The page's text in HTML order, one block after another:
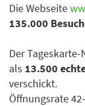
Die Webseite
135.000
Der
als 13.500
verschickt.
Öffnungsrate